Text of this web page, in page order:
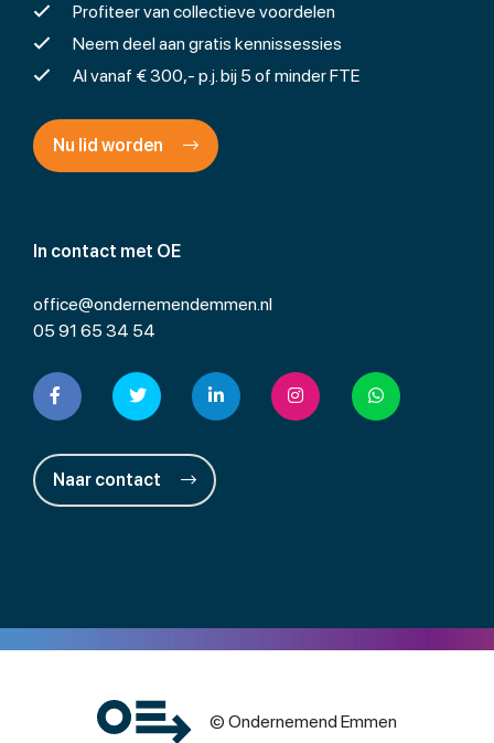
In contact met OE
office@ondernemendemmen.nl
05 91 65 34 54
Naar contact
Profiteer van collectieve voordelen
Neem deel aan gratis kennissessies
Al vanaf € 300,- p.j. bij 5 of minder FTE
Nu lid worden
© Ondernemend Emmen